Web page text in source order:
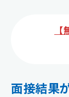
面接結果